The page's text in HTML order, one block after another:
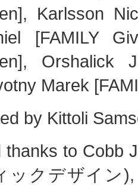
Karlsson
[FAMILY
Orshalick
Marek
by Kittoli
thanks to Cobb
ックデザイン